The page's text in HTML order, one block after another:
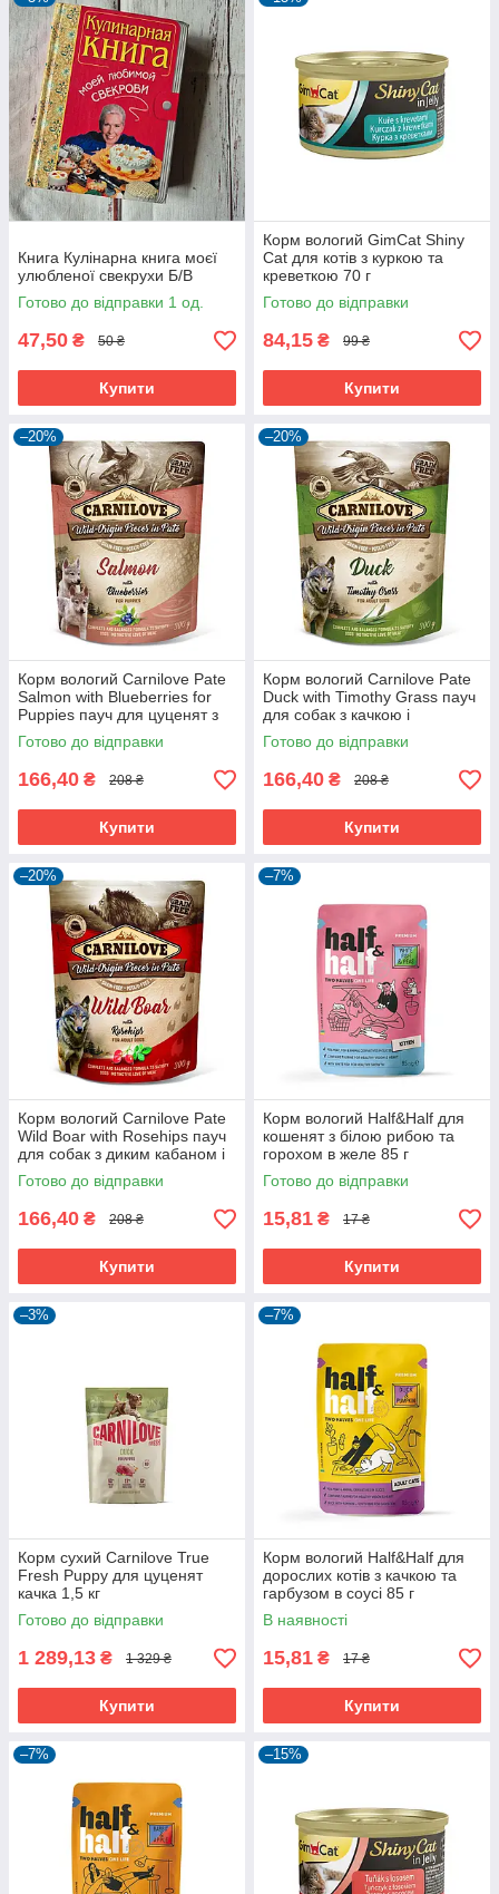
Книга Кулінарна книга моєї
улюбленої свекрухи Б/В
Готово до відправки 1 од.
47,50 ₴ 50 ₴
Купити
Корм вологий GimCat Shiny
Cat для котів з куркою та
креветкою 70 г
Готово до відправки
84,15 ₴ 99 ₴
Купити
–20%
Корм вологий Carnilove Pate
Salmon with Blueberries for
Puppies пауч для цуценят з
лососем і чорницею 300 г
Готово до відправки
166,40 ₴ 208 ₴
Купити
–20%
Корм вологий Carnilove Pate
Duck with Timothy Grass пауч
для собак з качкою і
тимофіївкою 300 г
Готово до відправки
166,40 ₴ 208 ₴
Купити
–20%
Корм вологий Carnilove Pate
Wild Boar with Rosehips пауч
для собак з диким кабаном і
шипшиною 300 г
Готово до відправки
166,40 ₴ 208 ₴
Купити
–7%
Корм вологий Half&Half для
кошенят з білою рибою та
горохом в желе 85 г
Готово до відправки
15,81 ₴ 17 ₴
Купити
–3%
Корм сухий Carnilove True
Fresh Puppy для цуценят
качка 1,5 кг
Готово до відправки
1 289,13 ₴ 1 329 ₴
Купити
–7%
Корм вологий Half&Half для
дороcлих котів з качкою та
гарбузом в соусі 85 г
В наявності
15,81 ₴ 17 ₴
Купити
–7% –15%